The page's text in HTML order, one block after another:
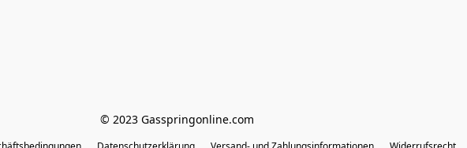
© 2023 Gasspringonline.com